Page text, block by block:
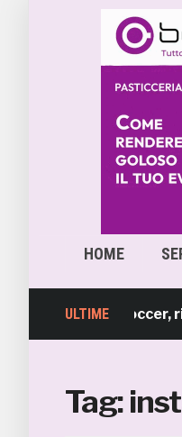
HOME
ULTIME
Beach Soccer,
Tag: